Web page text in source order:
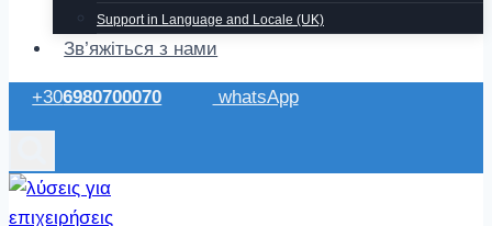
Support in Language and Locale (UK)
Зв’яжіться з нами
+306980700070 whatsApp